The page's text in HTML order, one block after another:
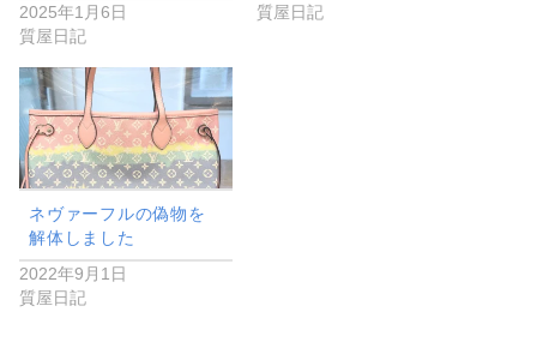
2025年1月6日
質屋日記
質屋日記
ネヴァーフルの偽物を
解体しました
2022年9月1日
質屋日記